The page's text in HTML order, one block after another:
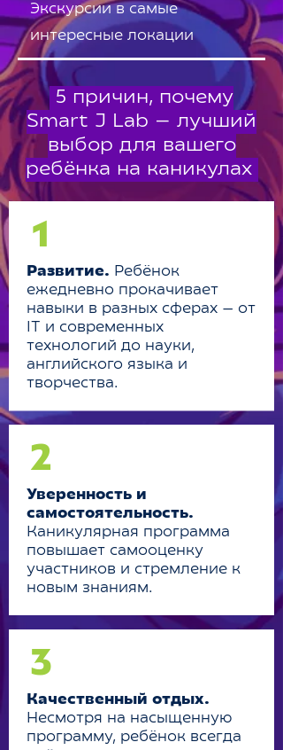
Экскурсии в самые
интересные локации
5 причин, почему
Smart J Lab — лучший
выбор для вашего
ребёнка на каникулах
1
Развитие. Ребёнок
ежедневно прокачивает
навыки в разных сферах — от
IT и современных
технологий до науки,
английского языка и
творчества.
2
Уверенность и
самостоятельность.
Каникулярная программа
повышает самооценку
участников и стремление к
новым знаниям.
3
Качественный отдых.
Несмотря на насыщенную
программу, ребёнок всегда